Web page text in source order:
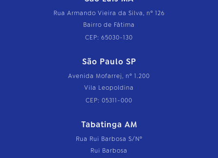
Rua Armando Vieira da Silva, nº 126
Bairro de Fátima
CEP: 65030-130
São Paulo SP
Avenida Mofarrej, nº 1.200
Vila Leopoldina
CEP: 05311-000
Tabatinga AM
Rua Rui Barbosa S/Nº
Rui Barbosa